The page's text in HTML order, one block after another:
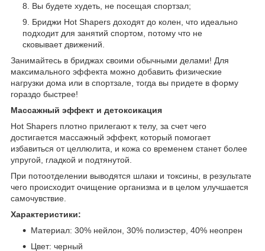
Вы будете худеть, не посещая спортзал;
Бриджи Hot Shapers доходят до колен, что идеально
подходит для занятий спортом, потому что не
сковывает движений.
Занимайтесь в бриджах своими обычными делами! Для
максимального эффекта можно добавить физические
нагрузки дома или в спортзале, тогда вы придете в форму
гораздо быстрее!
Массажный эффект и детоксикация
Hot Shapers плотно прилегают к телу, за счет чего
достигается массажный эффект, который помогает
избавиться от целлюлита, и кожа со временем станет более
упругой, гладкой и подтянутой.
При потоотделении выводятся шлаки и токсины, в результате
чего происходит очищение организма и в целом улучшается
самочувствие.
Характеристики:
Материал: 30% нейлон, 30% полиэстер, 40% неопрен
Цвет: черный